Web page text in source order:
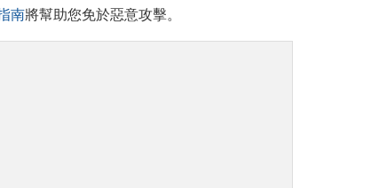
南將幫助您免於惡意攻擊。